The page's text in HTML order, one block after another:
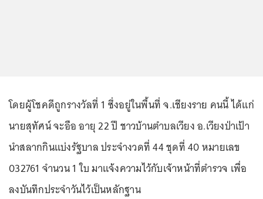
โดยผู้โชคดีถูกรางวัลที่ 1 ซึ่งอยู่ในพื้นที่ จ.เชียงราย คนนี้ ได้แก่
นายสุทัศน์ จะอือ อายุ 22 ปี ชาวบ้านตำบลเวียง อ.เวียงป่าเป้า
นำสลากกินแบ่งรัฐบาล ประจำงวดที่ 44 ชุดที่ 40 หมายเลข
032761 จำนวน 1 ใบ มาแจ้งความไว้กับเจ้าหน้าที่ตำรวจ เพื่อ
ลงบันทึกประจำวันไว้เป็นหลักฐาน